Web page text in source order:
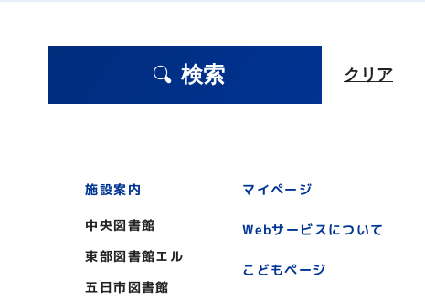
検索 クリア
施設案内
中央図書館
東部図書館エル
五日市図書館
マイページ
Webサービスについて
こどもページ